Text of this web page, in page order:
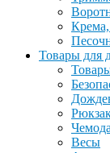
Крема,
Товары для
Весы